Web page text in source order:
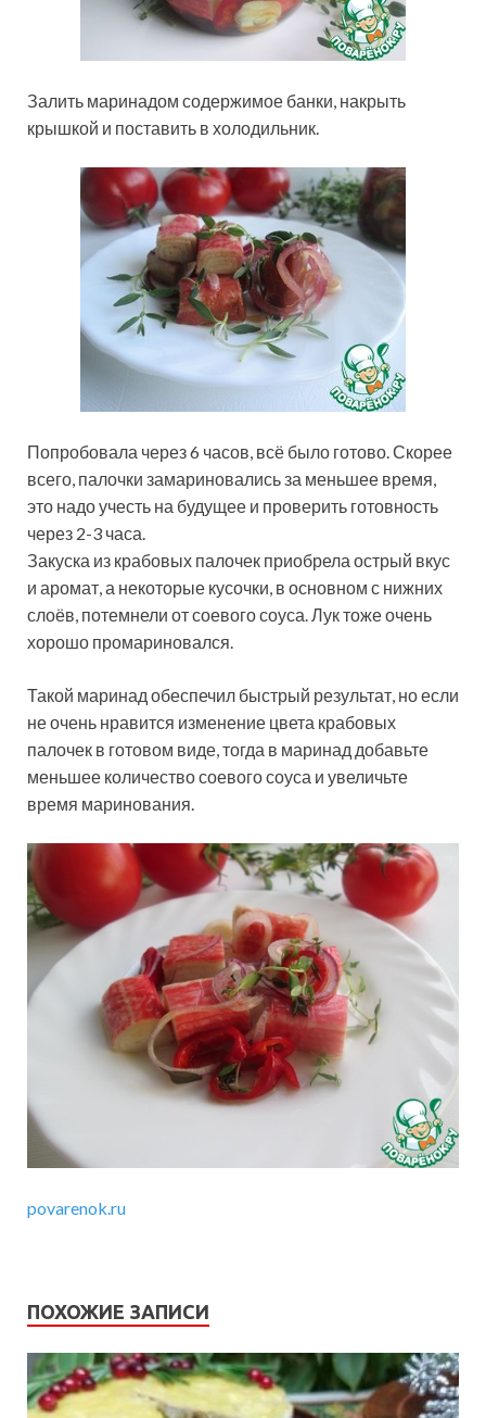
Залить маринадом содержимое банки, накрыть
крышкой и поставить в холодильник.
Попробовала через 6 часов, всё было готово. Скорее
всего, палочки замариновались за меньшее время,
это надо учесть на будущее и проверить готовность
через 2-3 часа.
Закуска из крабовых палочек приобрела острый вкус
и аромат, а некоторые кусочки, в основном с нижних
слоёв, потемнели от соевого соуса. Лук тоже очень
хорошо промариновался.
Такой маринад обеспечил быстрый результат, но если
не очень нравится изменение цвета крабовых
палочек в готовом виде, тогда в маринад добавьте
меньшее количество соевого соуса и увеличьте
время маринования.
povarenok.ru
ПОХОЖИЕ ЗАПИСИ